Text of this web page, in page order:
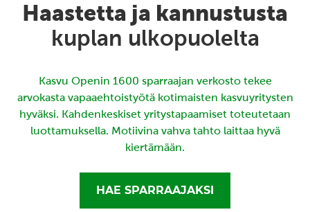
Haastetta ja kannustusta
kuplan ulkopuolelta
Kasvu Openin 1600 sparraajan verkosto tekee
arvokasta vapaaehtoistyötä kotimaisten kasvuyritysten
hyväksi. Kahdenkeskiset yritystapaamiset toteutetaan
luottamuksella. Motiivina vahva tahto laittaa hyvä
kiertämään.
HAE SPARRAAJAKSI